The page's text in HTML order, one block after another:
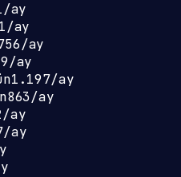
/ay
/ay
/ay
/ay
1.197/ay
863/ay
/ay
/ay